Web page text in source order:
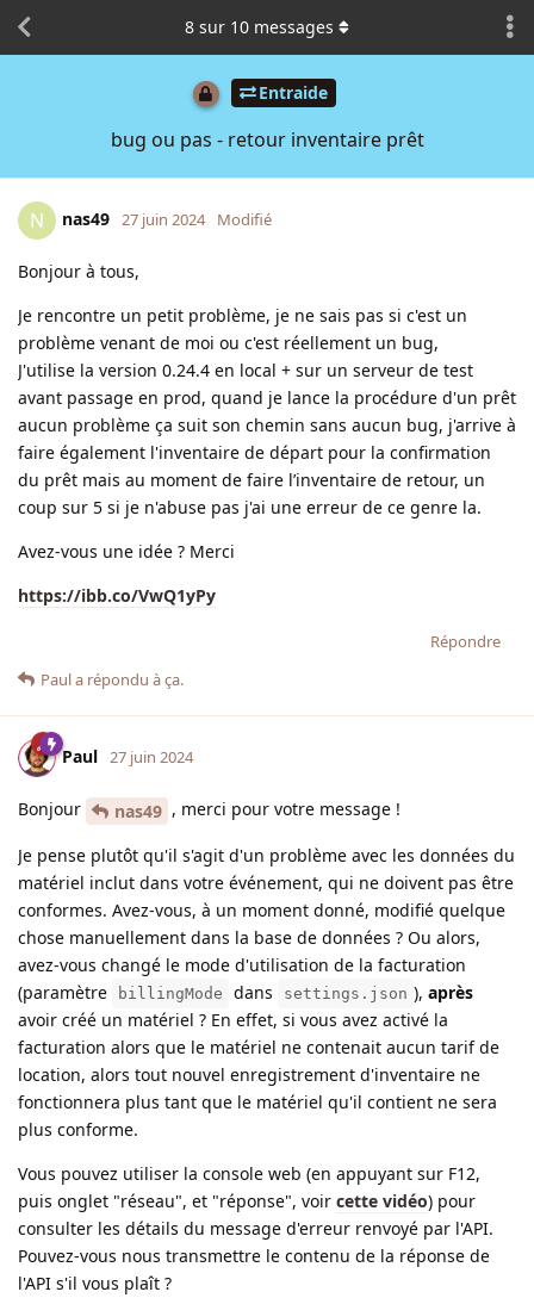
Entraide
bug ou pas - retour inventaire prêt
8 sur 10 messages
N nas49 27 juin 2024 Modifié
Bonjour à tous,
Je rencontre un petit problème, je ne sais pas si c'est un
problème venant de moi ou c'est réellement un bug,
J'utilise la version 0.24.4 en local + sur un serveur de test
avant passage en prod, quand je lance la procédure d'un prêt
aucun problème ça suit son chemin sans aucun bug, j'arrive à
faire également l'inventaire de départ pour la confirmation
du prêt mais au moment de faire l’inventaire de retour, un
coup sur 5 si je n'abuse pas j'ai une erreur de ce genre la.
Avez-vous une idée ? Merci
https://ibb.co/VwQ1yPy
Répondre
Paula répondu à ça.
Paul 27 juin 2024
Bonjour nas49 , merci pour votre message !
Je pense plutôt qu'il s'agit d'un problème avec les données du
matériel inclut dans votre événement, qui ne doivent pas être
conformes. Avez-vous, à un moment donné, modifié quelque
chose manuellement dans la base de données ? Ou alors,
avez-vous changé le mode d'utilisation de la facturation
(paramètre
billingMode dans settings.json ), après
avoir créé un matériel ? En effet, si vous avez activé la
facturation alors que le matériel ne contenait aucun tarif de
location, alors tout nouvel enregistrement d'inventaire ne
fonctionnera plus tant que le matériel qu'il contient ne sera
plus conforme.
Vous pouvez utiliser la console web (en appuyant sur F12,
puis onglet "réseau", et "réponse", voir cette vidéo) pour
consulter les détails du message d'erreur renvoyé par l'API.
Pouvez-vous nous transmettre le contenu de la réponse de
l'API s'il vous plaît ?